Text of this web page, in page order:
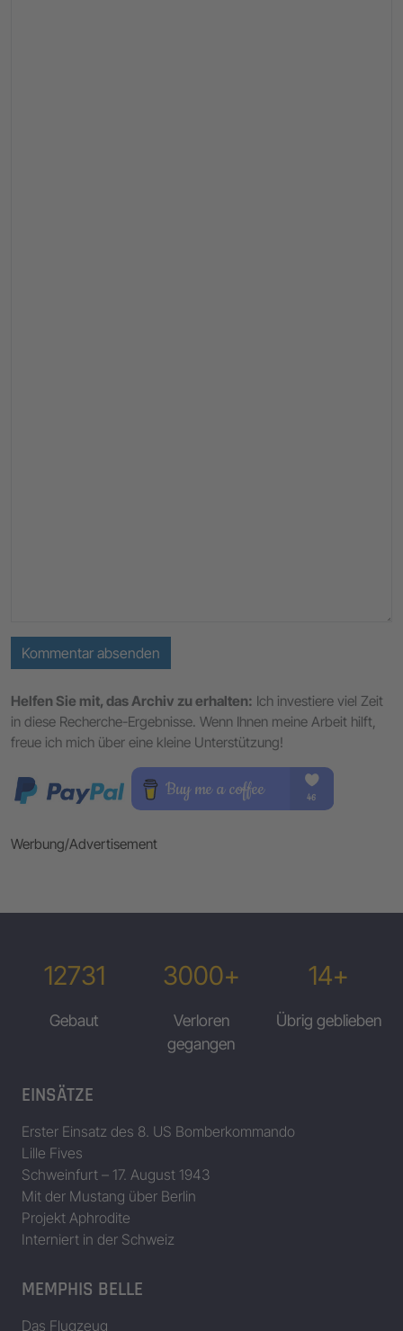
Kommentar absenden
Helfen Sie mit, das Archiv zu erhalten: Ich investiere viel Zeit
in diese Recherche-Ergebnisse. Wenn Ihnen meine Arbeit hilft,
freue ich mich über eine kleine Unterstützung!
Werbung/Advertisement
12731
Gebaut
3000+
Verloren
gegangen
14+
Übrig geblieben
EINSÄTZE
Erster Einsatz des 8. US Bomberkommando
Lille Fives
Schweinfurt – 17. August 1943
Mit der Mustang über Berlin
Projekt Aphrodite
Interniert in der Schweiz
MEMPHIS BELLE
Das Flugzeug